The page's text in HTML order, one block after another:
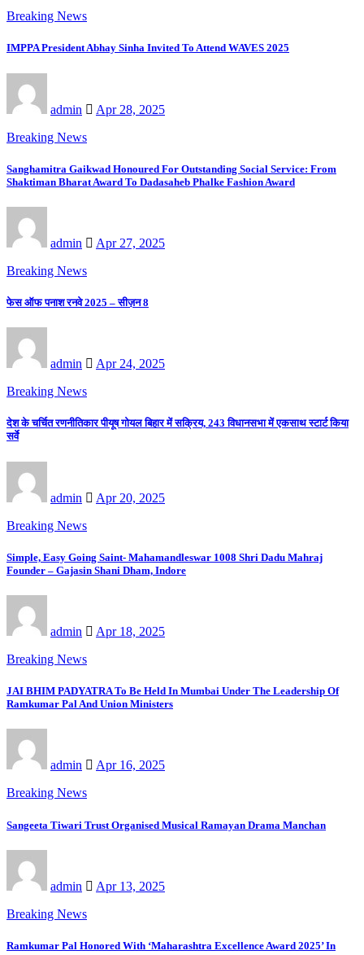
Breaking News
IMPPA President Abhay Sinha Invited To Attend WAVES 2025
admin
Apr 28, 2025
Breaking News
Sanghamitra Gaikwad Honoured For Outstanding Social Service: From
Shaktiman Bharat Award To Dadasaheb Phalke Fashion Award
admin
Apr 27, 2025
Breaking News
फेस ऑफ पनाश रनवे 2025 – सीज़न 8
admin
Apr 24, 2025
Breaking News
देश के चर्चित रणनीतिकार पीयूष गोयल बिहार में सक्रिय, 243 विधानसभा में एकसाथ स्टार्ट किया
सर्वे
admin
Apr 20, 2025
Breaking News
Simple, Easy Going Saint- Mahamandleswar 1008 Shri Dadu Mahraj
Founder – Gajasin Shani Dham, Indore
admin
Apr 18, 2025
Breaking News
JAI BHIM PADYATRA To Be Held In Mumbai Under The Leadership Of
Ramkumar Pal And Union Ministers
admin
Apr 16, 2025
Breaking News
Sangeeta Tiwari Trust Organised Musical Ramayan Drama Manchan
admin
Apr 13, 2025
Breaking News
Ramkumar Pal Honored With ‘Maharashtra Excellence Award 2025’ In